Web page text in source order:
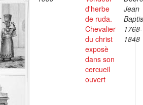
d'herbe
de ruda.
Chevalier
du christ
exposè
dans son
cercueil
ouvert
Jean
1768-
1848